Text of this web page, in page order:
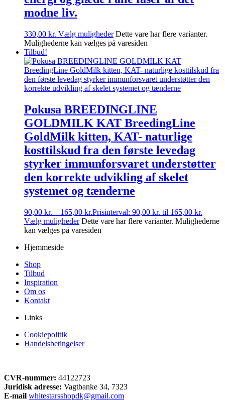
modne liv.
330,00 kr. Vælg muligheder Dette vare har flere varianter.
Mulighederne kan vælges på varesiden
Tilbud!
Pokusa BREEDINGLINE
GOLDMILK KAT BreedingLine
GoldMilk kitten, KAT- naturlige
kosttilskud fra den første levedag
styrker immunforsvaret understøtter
den korrekte udvikling af skelet
systemet og tænderne
90,00 kr. – 165,00 kr.Prisinterval: 90,00 kr. til 165,00 kr.
Vælg muligheder Dette vare har flere varianter. Mulighederne
kan vælges på varesiden
Hjemmeside
Shop
Tilbud
Inspiration
Om os
Kontakt
Links
Cookiepolitik
Handelsbetingelser
CVR-nummer: 44122723
Juridisk adresse: Vagtbanke 34, 7323
E-mail whitestarsshopdk@gmail.com